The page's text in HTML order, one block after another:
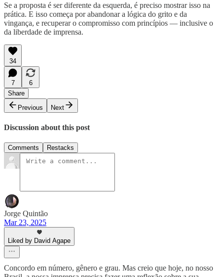
Se a proposta é ser diferente da esquerda, é preciso mostrar isso na
prática. E isso começa por abandonar a lógica do grito e da
vingança, e recuperar o compromisso com princípios — inclusive o
da liberdade de imprensa.
34
7
6
Share
Previous
Next
Discussion about this post
Comments Restacks
Jorge Quintão
Mar 23, 2025
Liked by David Agape
Concordo em número, gênero e grau. Mas creio que hoje, no nosso